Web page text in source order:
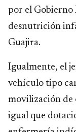
por el Gobierno
desnutrición
Guajira.
Igualmente, el
vehículo tipo
movilización de
igual que